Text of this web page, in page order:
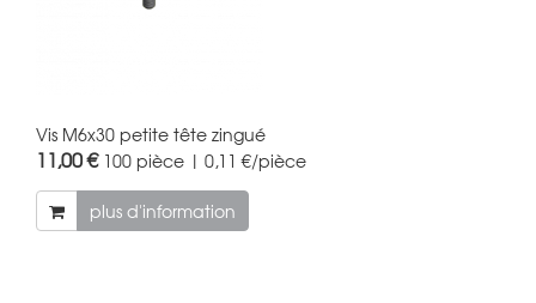
Vis M6x30 petite tête zingué
11,00 € 100 pièce | 0,11 €/pièce
plus d'information